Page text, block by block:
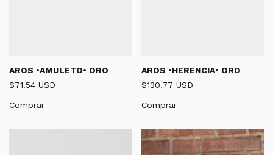
AROS •AMULETO• ORO
$71.54 USD
AROS •HERENCIA• ORO
$130.77 USD
Comprar